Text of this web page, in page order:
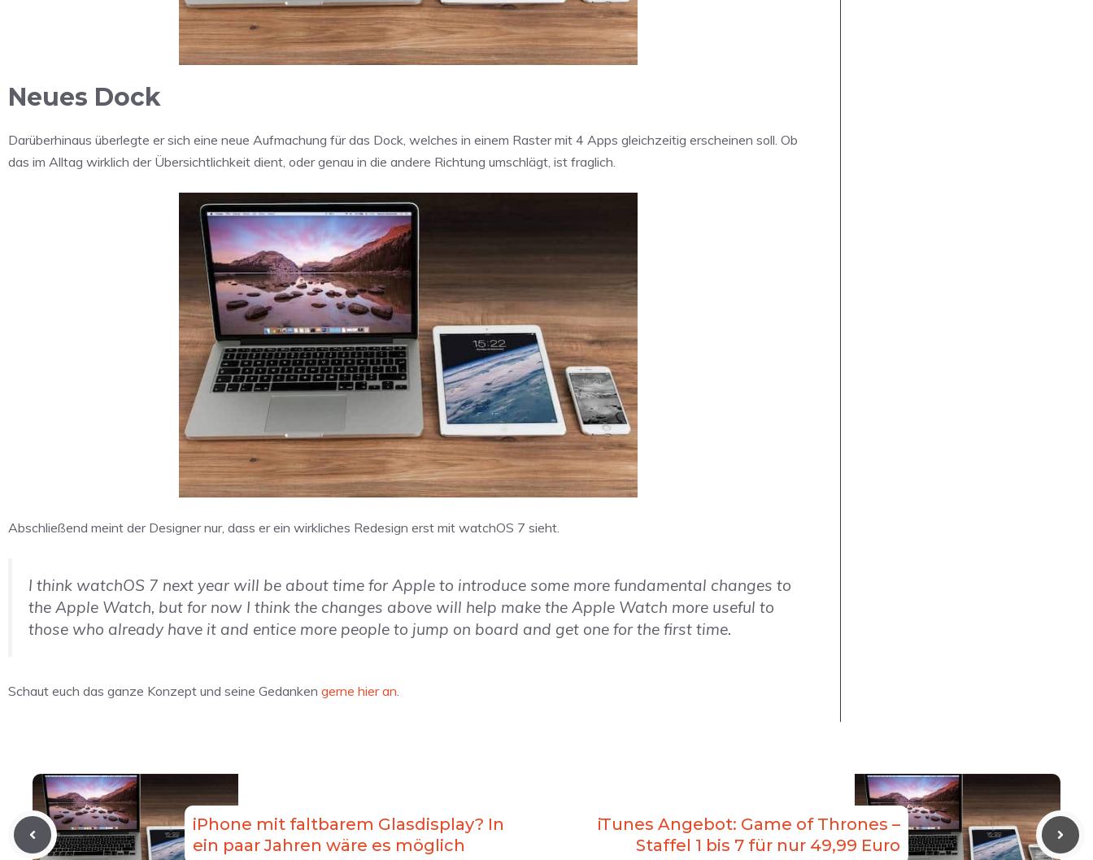
Neues Dock
Darüberhinaus überlegte er sich eine neue Aufmachung für das Dock, welches in einem Raster mit 4 Apps gleichzeitig erscheinen soll. Ob
das im Alltag wirklich der Übersichtlichkeit dient, oder genau in die andere Richtung umschlägt, ist fraglich.
Abschließend meint der Designer nur, dass er ein wirkliches Redesign erst mit watchOS 7 sieht.
I think watchOS 7 next year will be about time for Apple to introduce some more fundamental changes to
the Apple Watch, but for now I think the changes above will help make the Apple Watch more useful to
those who already have it and entice more people to jump on board and get one for the first time.
Schaut euch das ganze Konzept und seine Gedanken gerne hier an
iPhone mit faltbarem Glasdisplay? In
ein paar Jahren wäre es möglich
iTunes Angebot: Game of Thrones –
Staffel 1 bis 7 für nur 49,99 Euro